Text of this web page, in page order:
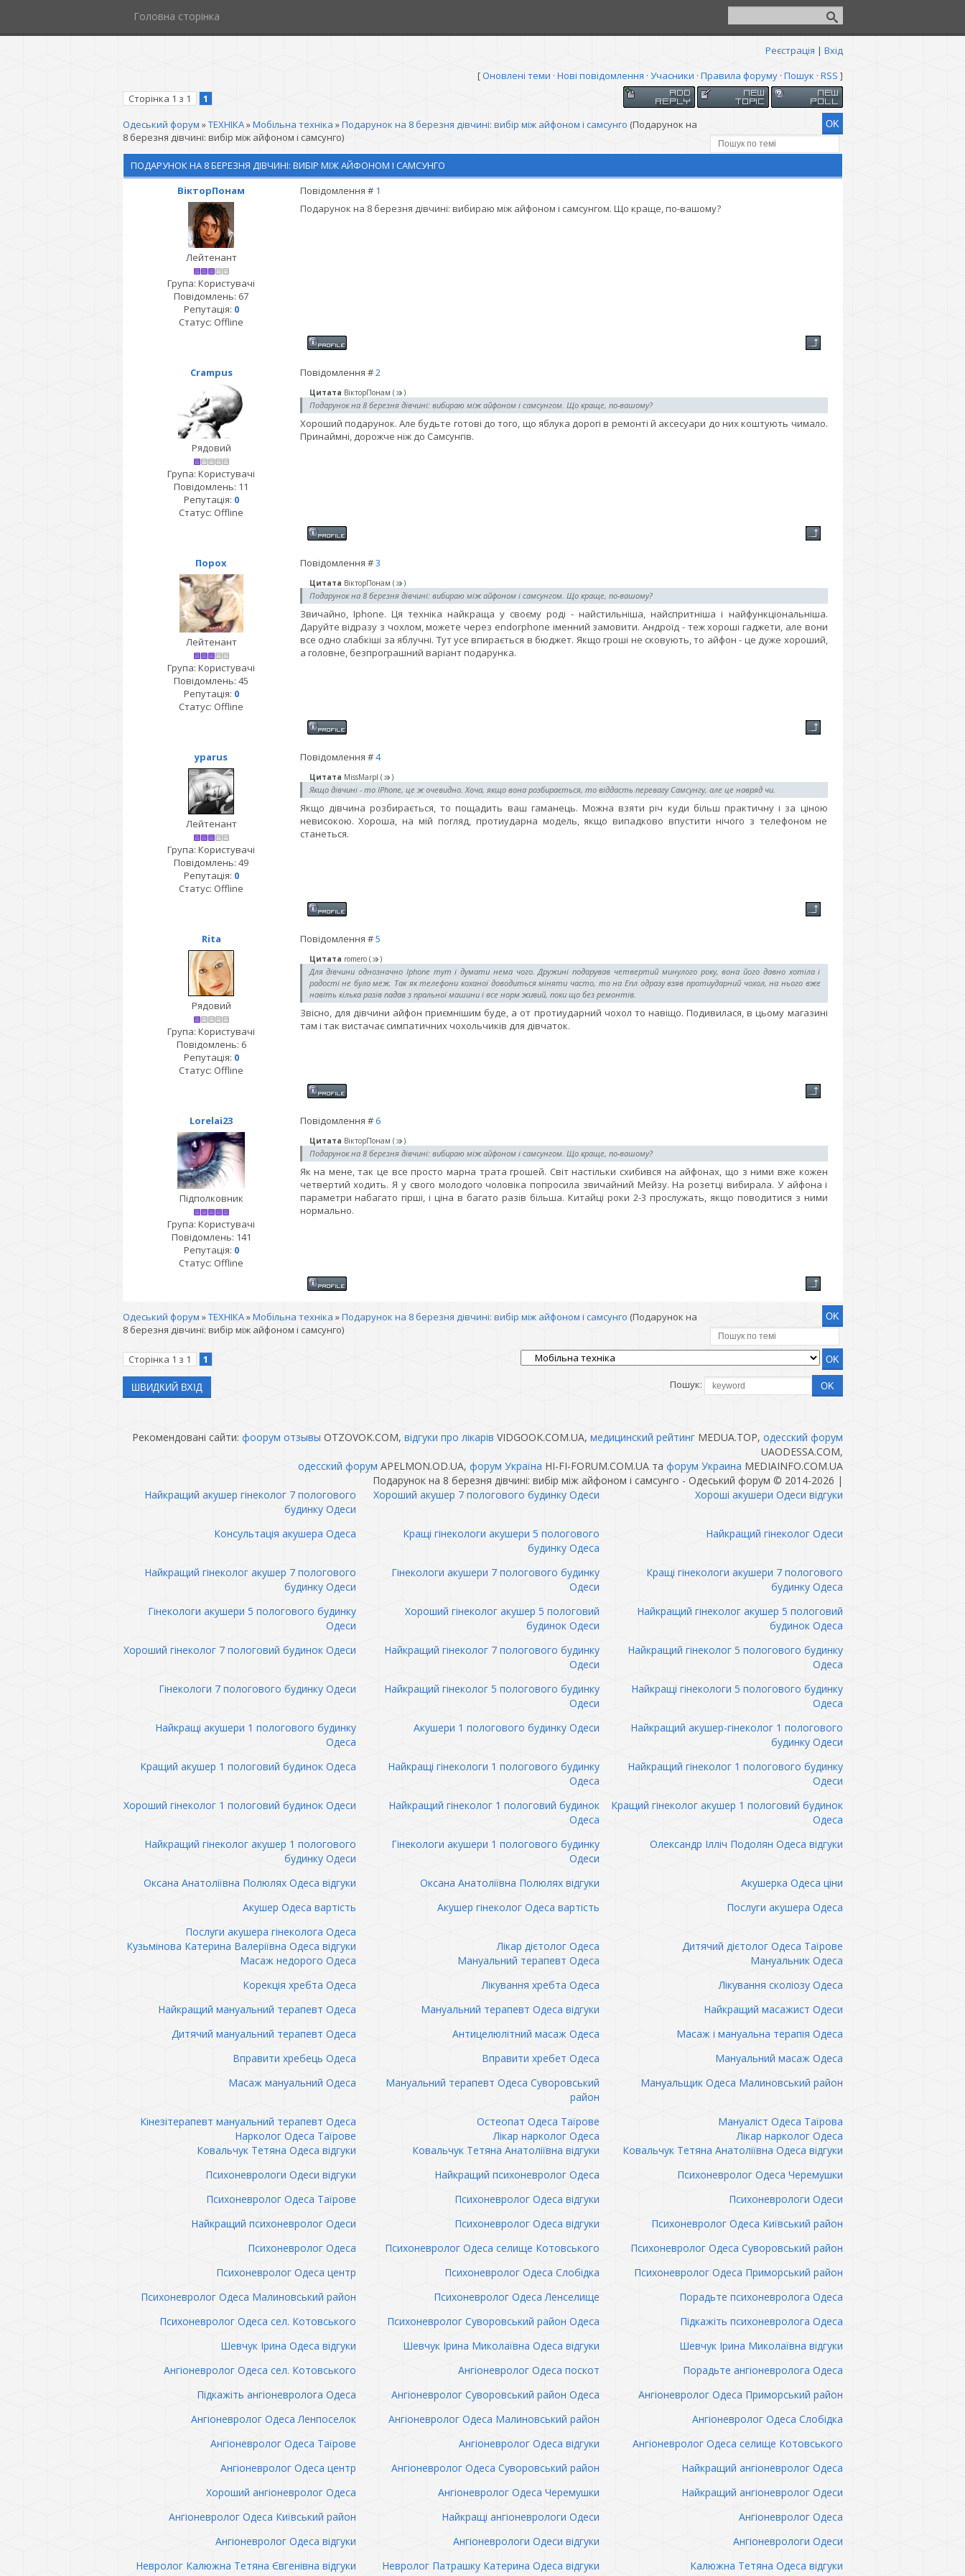
Головна сторінка
Реєстрація | Вхід
[Оновлені теми · Нові повідомлення · Учасники · Правила форуму· Пошук · RSS ]
Сторінка 1 з 1
1
Одеський форум »ТЕХНІКА»Мобільна техніка »Подарунок на 8 березня дівчині: вибір між айфоном і самсунго (Подарунок на
8 березня дівчині: вибір між айфоном і самсунго)
ПОДАРУНОК НА 8 БЕРЕЗНЯ ДІВЧИНІ: ВИБІР МІЖ АЙФОНОМ І САМСУНГО
ВікторПонам
Повідомлення # 1
Лейтенант
Група: Користувачі
Повідомлень: 67
Репутація: 0
Статус: Offline
Подарунок на 8 березня дівчині: вибираю між айфоном і самсунгом. Що краще, по-вашому?
Crampus Повідомлення #2
Рядовий
Група: Користувачі
Повідомлень: 11
Репутація: 0
Статус: Offline
Цитата ВікторПонам ( )
Подарунок на 8 березня дівчині: вибираю між айфоном і самсунгом. Що краще, по-вашому?
Хороший подарунок. Але будьте готові до того, що яблука дорогі в ремонті й аксесуари до них коштують чимало.
Принаймні, дорожче ніж до Самсунгів.
Порох Повідомлення #3
Лейтенант
Група: Користувачі
Повідомлень: 45
Репутація: 0
Статус: Offline
Цитата ВікторПонам ( )
Подарунок на 8 березня дівчині: вибираю між айфоном і самсунгом. Що краще, по-вашому?
Звичайно, Iphone. Ця техніка найкраща у своєму роді - найстильніша, найспритніша і найфункціональніша.
Даруйте відразу з чохлом, можете через endorphone іменний замовити. Андроїд - теж хороші гаджети, але вони
все одно слабкіші за яблучні. Тут усе впирається в бюджет. Якщо гроші не сковують, то айфон - це дуже хороший,
а головне, безпрограшний варіант подарунка.
yparus Повідомлення #4
Лейтенант
Група: Користувачі
Повідомлень: 49
Репутація: 0
Статус: Offline
Цитата MissMarpl ( )
Якщо дівчині - то IPhone, це ж очевидно. Хоча, якщо вона розбирається, то віддасть перевагу Самсунгу, але це навряд чи.
Якщо дівчина розбирається, то пощадить ваш гаманець. Можна взяти річ куди більш практичну і за ціною
невисокою. Хороша, на мій погляд, протиударна модель, якщо випадково впустити нічого з телефоном не
станеться.
Rita Повідомлення #5
Рядовий
Група: Користувачі
Повідомлень: 6
Репутація: 0
Статус: Offline
Цитата romero( )
Для дівчини однозначно Iphone тут і думати нема чого. Дружині подарував четвертий минулого року, вона його давно хотіла і
радості не було меж. Так як телефони коханої доводиться міняти часто, то на Епл одразу взяв протиударний чохол, на нього вже
навіть кілька разів падав з пральної машини і все норм живий, поки що без ремонтів.
Звісно, для дівчини айфон приємнішим буде, а от протиударний чохол то навіщо. Подивилася, в цьому магазині
там і так вистачає симпатичних чохольчиків для дівчаток.
Lorelai23 Повідомлення # 6
Підполковник
Група: Користувачі
Повідомлень: 141
Репутація: 0
Статус: Offline
Цитата ВікторПонам ( )
Подарунок на 8 березня дівчині: вибираю між айфоном і самсунгом. Що краще, по-вашому?
Як на мене, так це все просто марна трата грошей. Світ настільки схибився на айфонах, що з ними вже кожен
четвертий ходить. Я у свого молодого чоловіка попросила звичайний Мейзу. На розетці вибирала. У айфона і
параметри набагато гірші, і ціна в багато разів більша. Китайці роки 2-3 прослужать, якщо поводитися з ними
нормально.
Одеський форум »ТЕХНІКА»Мобільна техніка »Подарунок на 8 березня дівчині: вибір між айфоном і самсунго (Подарунок на
8 березня дівчині: вибір між айфоном і самсунго)
Сторінка 1 з 1
1
Пошук:
Рекомендовані сайти: фоорум отзывы OTZOVOK.COM, відгуки про лікарів VIDGOOK.COM.UA, медицинский рейтингMEDUA.TOP, одесский форум
UAODESSA.COM,
одесский форум APELMON.OD.UA, форум Україна HI-FI-FORUM.COM.UA та форум Украина MEDIAINFO.COM.UA
Подарунок на 8 березня дівчині: вибір між айфоном і самсунго - Одеський форум © 2014-2026 |
Найкращий акушер гінеколог 7 пологового
будинку Одеси
Хороший акушер 7 пологового будинку Одеси Хороші акушери Одеси відгуки
Консультація акушера Одеса
Кращі гінекологи акушери 5 пологового
будинку Одеса
Найкращий гінеколог Одеси
Найкращий гінеколог акушер 7 пологового
будинку Одеси
Гінекологи акушери 7 пологового будинку
Одеси
Кращі гінекологи акушери 7 пологового
будинку Одеса
Гінекологи акушери 5 пологового будинку
Одеси
Хороший гінеколог акушер 5 пологовий
будинок Одеси
Найкращий гінеколог акушер 5 пологовий
будинок Одеса
Хороший гінеколог 7 пологовий будинок Одеси
Найкращий гінеколог 7 пологового будинку
Одеси
Найкращий гінеколог 5 пологового будинку
Одеса
Гінекологи 7 пологового будинку Одеси
Найкращий гінеколог 5 пологового будинку
Одеси
Найкращі гінекологи 5 пологового будинку
Одеса
Найкращі акушери 1 пологового будинку
Одеса
Акушери 1 пологового будинку Одеси
Найкращий акушер-гінеколог 1 пологового
будинку Одеси
Кращий акушер 1 пологовий будинок Одеса
Найкращі гінекологи 1 пологового будинку
Одеса
Найкращий гінеколог 1 пологового будинку
Одеси
Хороший гінеколог 1 пологовий будинок Одеси
Найкращий гінеколог 1 пологовий будинок
Одеса
Кращий гінеколог акушер 1 пологовий будинок
Одеса
Найкращий гінеколог акушер 1 пологового
будинку Одеси
Гінекологи акушери 1 пологового будинку
Одеси
Олександр Ілліч Подолян Одеса відгуки
Оксана Анатоліївна Полюлях Одеса відгуки Оксана Анатоліївна Полюлях відгуки
Акушерка Одеса ціни
Акушер Одеса вартість
Акушер гінеколог Одеса вартість
Послуги акушера Одеса
Послуги акушера гінеколога Одеса
Кузьмінова Катерина Валеріївна Одеса відгуки
Лікар дієтолог Одеса
Дитячий дієтолог Одеса Таїрове
Масаж недорого Одеса
Мануальний терапевт Одеса
Мануальник Одеса
Корекція хребта Одеса
Лікування хребта Одеса
Лікування сколіозу Одеса
Найкращий мануальний терапевт Одеса
Мануальний терапевт Одеса відгуки
Найкращий масажист Одеси
Дитячий мануальний терапевт Одеса
Антицелюлітний масаж Одеса
Масаж і мануальна терапія Одеса
Вправити хребець Одеса
Вправити хребет Одеса
Мануальний масаж Одеса
Масаж мануальний Одеса
Мануальний терапевт Одеса Суворовський
район
Мануальщик Одеса Малиновський район
Кінезітерапевт мануальний терапевт Одеса Остеопат Одеса Таїрове
Мануаліст Одеса Таїрова
Нарколог Одеса Таїрове
Лікар нарколог Одеса
Лікар нарколог Одеса
Ковальчук Тетяна Одеса відгуки
Ковальчук Тетяна Анатоліївна відгуки
Ковальчук Тетяна Анатоліївна Одеса відгуки
Психоневрологи Одеси відгуки
Найкращий психоневролог Одеса
Психоневролог Одеса Черемушки
Психоневролог Одеса Таїрове
Психоневролог Одеса відгуки
Психоневрологи Одеси
Найкращий психоневролог Одеси
Психоневролог Одеса відгуки
Психоневролог Одеса Київський район
Психоневролог Одеса
Психоневролог Одеса селище Котовського
Психоневролог Одеса Суворовський район
Психоневролог Одеса центр
Психоневролог Одеса Слобідка
Психоневролог Одеса Приморський район
Психоневролог Одеса Малиновський район
Психоневролог Одеса Ленселище
Порадьте психоневролога Одеса
Психоневролог Одеса сел. Котовського
Психоневролог Суворовський район Одеса
Підкажіть психоневролога Одеса
Шевчук Ірина Одеса відгуки
Шевчук Ірина Миколаївна Одеса відгуки
Шевчук Ірина Миколаївна відгуки
Ангіоневролог Одеса сел. Котовського
Ангіоневролог Одеса поскот
Порадьте ангіоневролога Одеса
Підкажіть ангіоневролога Одеса
Ангіоневролог Суворовський район Одеса
Ангіоневролог Одеса Приморський район
Ангіоневролог Одеса Ленпоселок
Ангіоневролог Одеса Малиновський район
Ангіоневролог Одеса Слобідка
Ангіоневролог Одеса Таїрове
Ангіоневролог Одеса відгуки
Ангіоневролог Одеса селище Котовського
Ангіоневролог Одеса центр
Ангіоневролог Одеса Суворовський район
Найкращий ангіоневролог Одеса
Хороший ангіоневролог Одеса
Ангіоневролог Одеса Черемушки
Найкращий ангіоневролог Одеси
Ангіоневролог Одеса Київський район
Найкращі ангіоневрологи Одеси
Ангіоневролог Одеса
Ангіоневролог Одеса відгуки
Ангіоневрологи Одеси відгуки
Ангіоневрологи Одеси
Невролог Калюжна Тетяна Євгенівна відгуки
Невролог Патрашку Катерина Одеса відгуки Калюжна Тетяна Одеса відгуки